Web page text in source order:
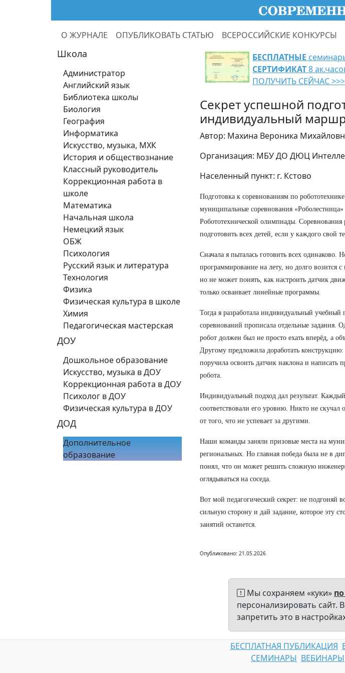
О ЖУРНАЛЕ ОПУБЛИКОВАТЬ СТАТЬЮ ВСЕРОССИЙСКИЕ КОНКУРСЫ
Школа
Администратор
Английский язык
Библиотека школы
Биология
География
Информатика
Искусство, музыка, МХК
История и обществознание
Классный руководитель
Коррекционная работа в
школе
Математика
Начальная школа
Немецкий язык
ОБЖ
Психология
Русский язык и литература
Технология
Физика
Физическая культура в школе
Химия
Педагогическая мастерская
ДОУ
Дошкольное образование
Искусство, музыка в ДОУ
Коррекционная работа в ДОУ
Психолог в ДОУ
Физическая культура в ДОУ
ДОД
Дополнительное
образование
БЕСПЛАТНЫЕ
СЕРТИФИКАТ8
ПОЛУЧИТЬ СЕЙЧАС >>>
Секрет успешной
индивидуальный
Автор: Махина Вероника
Организация: МБУ ДО ДЮЦ
Населенный пункт: г. Кстово
Подготовка к соревнованиям по
муниципальные соревнования
Робототехнической олимпиады. Соревнования
подготовить всех детей, если у каждого свой
Сначала я пыталась готовить всех одинаково.
программирование на лету, но долго возится
но не может понять, как настроить датчик
только осваивает линейные программы.
Тогда я разработала индивидуальный
соревнований прописала отдельные
робот должен был не просто ехать вперёд, а
Другому предложила доработать
поручила освоить датчик наклона и написать
робота.
Индивидуальный подход дал результат.
соответствовали его уровню. Никто не скучал
от того, что не успевает за другими.
Наши команды заняли призовые места на
региональных. Но главная победа была не в
понял, что он может решить сложную
оглядываться на соседа.
Вот мой педагогический секрет: не подгоняй
сильную сторону и дай задание, которое эту
занятий останется.
Опубликовано: 21.05.2026
Мы сохраняем «куки»
персонализировать сайт.
запретить это в
БЕСПЛАТНАЯ ПУБЛИКАЦИЯ
СЕМИНАРЫ ВЕБИНАРЫ